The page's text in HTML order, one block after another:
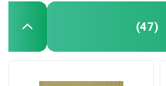
(47)